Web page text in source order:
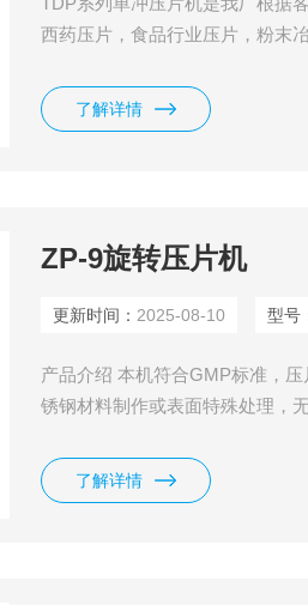
西药压片，食品行业压片，粉末
了解详情
ZP-9旋转压片机
更新时间： 2025-08-10 型号
产品介绍 本机符合GMP标准，
锈钢材料制作或表面特殊处理，
的瞬间保持时间。
了解详情